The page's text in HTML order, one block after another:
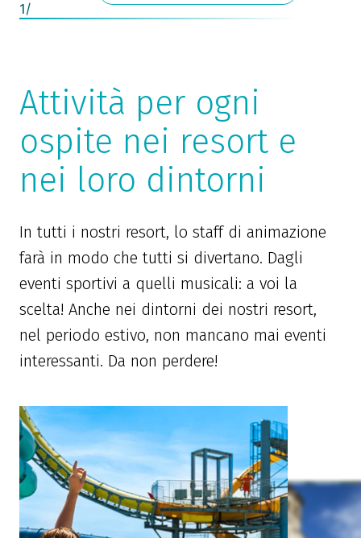
1/
Attività per ogni
ospite nei resort e
nei loro dintorni
In tutti i nostri resort, lo staff di animazione
farà in modo che tutti si divertano. Dagli
eventi sportivi a quelli musicali: a voi la
scelta! Anche nei dintorni dei nostri resort,
nel periodo estivo, non mancano mai eventi
interessanti. Da non perdere!